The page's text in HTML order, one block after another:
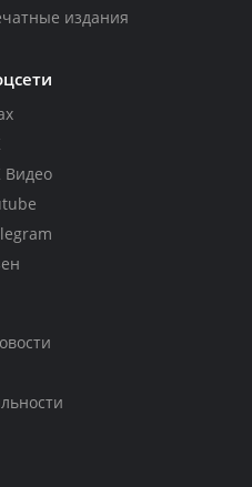
издания
Видео